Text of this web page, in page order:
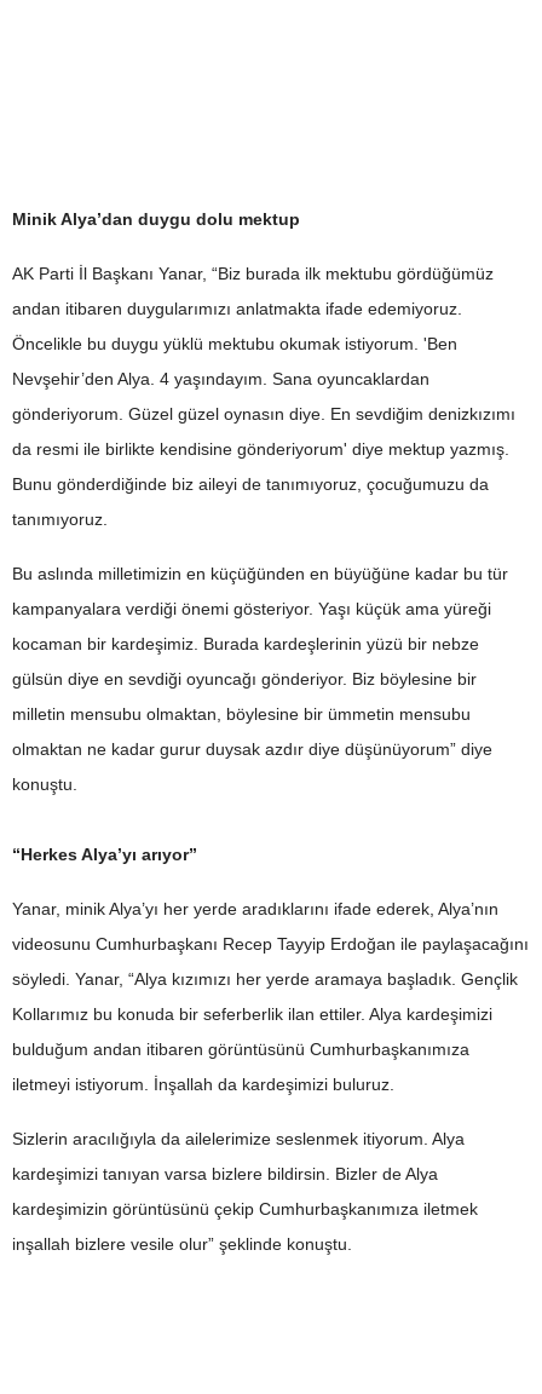
Minik Alya’dan duygu dolu mektup
AK Parti İl Başkanı Yanar, “Biz burada ilk mektubu gördüğümüz
andan itibaren duygularımızı anlatmakta ifade edemiyoruz.
Öncelikle bu duygu yüklü mektubu okumak istiyorum. 'Ben
Nevşehir’den Alya. 4 yaşındayım. Sana oyuncaklardan
gönderiyorum. Güzel güzel oynasın diye. En sevdiğim denizkızımı
da resmi ile birlikte kendisine gönderiyorum' diye mektup yazmış.
Bunu gönderdiğinde biz aileyi de tanımıyoruz, çocuğumuzu da
tanımıyoruz.
Bu aslında milletimizin en küçüğünden en büyüğüne kadar bu tür
kampanyalara verdiği önemi gösteriyor. Yaşı küçük ama yüreği
kocaman bir kardeşimiz. Burada kardeşlerinin yüzü bir nebze
gülsün diye en sevdiği oyuncağı gönderiyor. Biz böylesine bir
milletin mensubu olmaktan, böylesine bir ümmetin mensubu
olmaktan ne kadar gurur duysak azdır diye düşünüyorum” diye
konuştu.
“Herkes Alya’yı arıyor”
Yanar, minik Alya’yı her yerde aradıklarını ifade ederek, Alya’nın
videosunu Cumhurbaşkanı Recep Tayyip Erdoğan ile paylaşacağını
söyledi. Yanar, “Alya kızımızı her yerde aramaya başladık. Gençlik
Kollarımız bu konuda bir seferberlik ilan ettiler. Alya kardeşimizi
bulduğum andan itibaren görüntüsünü Cumhurbaşkanımıza
iletmeyi istiyorum. İnşallah da kardeşimizi buluruz.
Sizlerin aracılığıyla da ailelerimize seslenmek itiyorum. Alya
kardeşimizi tanıyan varsa bizlere bildirsin. Bizler de Alya
kardeşimizin görüntüsünü çekip Cumhurbaşkanımıza iletmek
inşallah bizlere vesile olur” şeklinde konuştu.